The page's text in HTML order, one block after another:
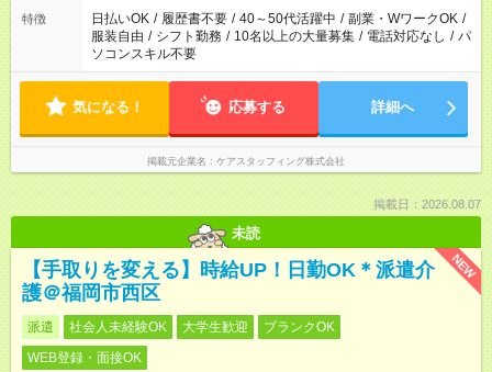
特徴 日払いOK / 履歴書不要 / 40～50代活躍中 / 副業・WワークOK /
服装自由 / シフト勤務 / 10名以上の大量募集 / 電話対応なし / パ
ソコンスキル不要
気になる！ 応募する 詳細へ
掲載元企業名 ケアスタッフィング株式会社
掲載日：2026.08.07
未読
NEW
【手取りを変える】時給UP！日勤OK＊派遣介
護＠福岡市西区
派遣 社会人未経験OK 大学生歓迎
ブランクOK
WEB登録・面接OK